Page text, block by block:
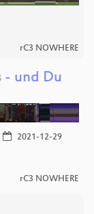
rC3 NOWHERE
- und Du
2021-12-29
rC3 NOWHERE